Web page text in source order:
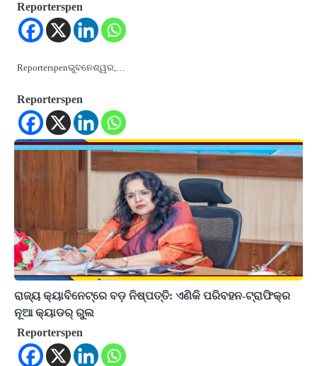
Reporterspen
Reporterspenଭୁବନେଶ୍ୱର,…
Reporterspen
ରାଜ୍ୟ କ୍ୟାବିନେଟ୍‌ରେ ବଡ଼ ନିଷ୍ପତ୍ତି: ଏଣିକି ପରିବହନ-ଟ୍ରାଫିକ୍‌ର
ନୂଆ କ୍ୟାଡର୍‌ ରୁଲ
Reporterspen